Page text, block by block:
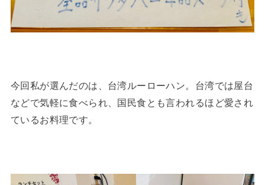
今回私が選んだのは、台湾ルーローハン。台湾では屋台
などで気軽に食べられ、国民食とも言われるほど愛され
ているお料理です。